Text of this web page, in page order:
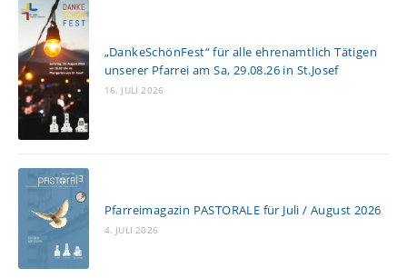
„DankeSchönFest“ für alle ehrenamtlich Tätigen
unserer Pfarrei am Sa, 29.08.26 in St.Josef
16. JULI 2026
Pfarreimagazin PASTORALE für Juli / August 2026
4. JULI 2026